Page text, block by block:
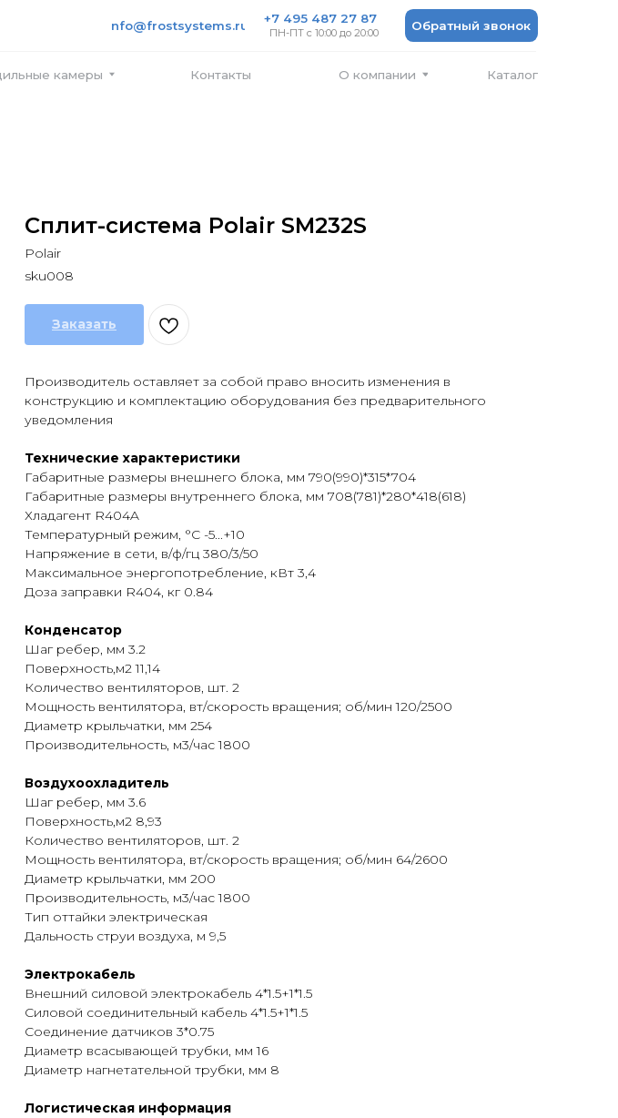
Обратный звонок
+7 495 487 27 87
info@frostsystems.ru
ПН-ПТ с 10:00 до 20:00
Сплит-система Polair SM232S
Polair
sku008
Заказать
Производитель оставляет за собой право вносить изменения в
конструкцию и комплектацию оборудования без предварительного
уведомления
Технические характеристики
Габаритные размеры внешнего блока, мм 790(990)*315*704
Габаритные размеры внутреннего блока, мм 708(781)*280*418(618)
Хладагент R404A
Температурный режим, °С -5...+10
Напряжение в сети, в/ф/гц 380/3/50
Maксимальное энергопотребление, кВт 3,4
Доза заправки R404, кг 0.84
Конденсатор
Шаг ребер, мм 3.2
Поверхность,м2 11,14
Количество вентиляторов, шт. 2
Мощность вентилятора, вт/скорость вращения; об/мин 120/2500
Диаметр крыльчатки, мм 254
Производительность, м3/час 1800
Воздухоохладитель
Шаг ребер, мм 3.6
Поверхность,м2 8,93
Количество вентиляторов, шт. 2
Мощность вентилятора, вт/скорость вращения; об/мин 64/2600
Диаметр крыльчатки, мм 200
Производительность, м3/час 1800
Тип оттайки электрическая
Дальность струи воздуха, м 9,5
Электрокабель
Внешний силовой электрокабель 4*1.5+1*1.5
Силовой соединительный кабель 4*1.5+1*1.5
Соединение датчиков 3*0.75
Диаметр всасывающей трубки, мм 16
Диаметр нагнетательной трубки, мм 8
Логистическая информация